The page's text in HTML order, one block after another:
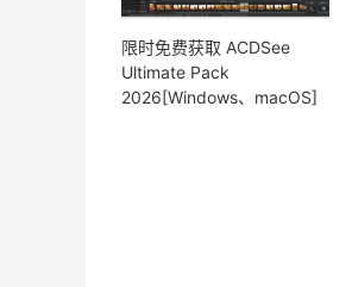
限时免费获取 ACDSee
Ultimate Pack
2026[Windows、macOS]